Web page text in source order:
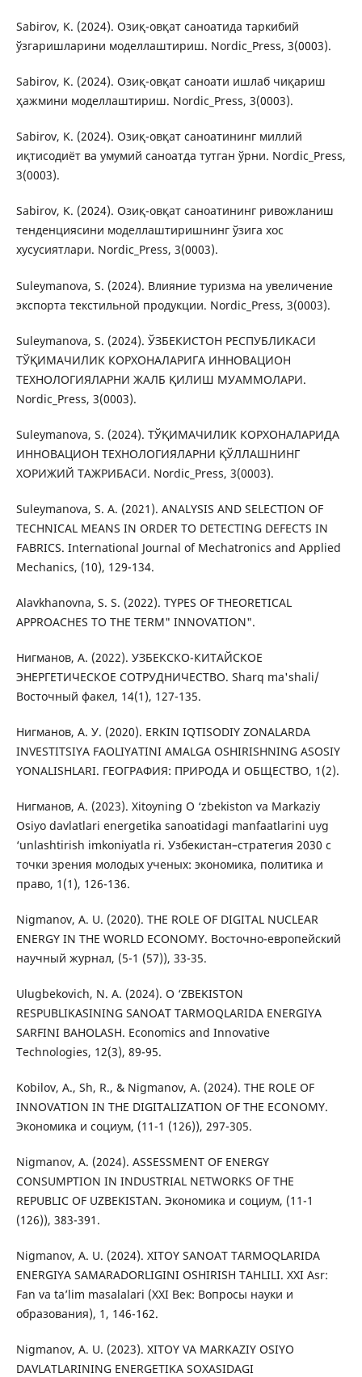
Sabirov, K. (2024). Озиқ-овқат саноатида таркибий
ўзгаришларини моделлаштириш. Nordic_Press, 3(0003).
Sabirov, K. (2024). Озиқ-овқат саноати ишлаб чиқариш
ҳажмини моделлаштириш. Nordic_Press, 3(0003).
Sabirov, K. (2024). Озиқ-овқат саноатининг миллий
иқтисодиёт ва умумий саноатда тутган ўрни. Nordic_Press,
3(0003).
Sabirov, K. (2024). Озиқ-овқат саноатининг ривожланиш
тенденциясини моделлаштиришнинг ўзига хос
хусусиятлари. Nordic_Press, 3(0003).
Suleymanova, S. (2024). Влияние туризма на увеличение
экспорта текстильной продукции. Nordic_Press, 3(0003).
Suleymanova, S. (2024). ЎЗБЕКИСТОН РЕСПУБЛИКАСИ
ТЎҚИМАЧИЛИК КОРХОНАЛАРИГА ИННОВАЦИОН
ТЕХНОЛОГИЯЛАРНИ ЖАЛБ ҚИЛИШ МУАММОЛАРИ.
Nordic_Press, 3(0003).
Suleymanova, S. (2024). ТЎҚИМАЧИЛИК КОРХОНАЛАРИДА
ИННОВАЦИОН ТЕХНОЛОГИЯЛАРНИ ҚЎЛЛАШНИНГ
ХОРИЖИЙ ТАЖРИБАСИ. Nordic_Press, 3(0003).
Suleymanova, S. A. (2021). ANALYSIS AND SELECTION OF
TECHNICAL MEANS IN ORDER TO DETECTING DEFECTS IN
FABRICS. International Journal of Mechatronics and Applied
Mechanics, (10), 129-134.
Alavkhanovna, S. S. (2022). TYPES OF THEORETICAL
APPROACHES TO THE TERM" INNOVATION".
Нигманов, А. (2022). УЗБЕКСКО-КИТАЙСКОЕ
ЭНЕРГЕТИЧЕСКОЕ СОТРУДНИЧЕСТВО. Sharq ma'shali/
Восточный факел, 14(1), 127-135.
Нигманов, А. У. (2020). ERKIN IQTISODIY ZONALARDA
INVESTITSIYA FAOLIYATINI AMALGA OSHIRISHNING ASOSIY
YONALISHLARI. ГЕОГРАФИЯ: ПРИРОДА И ОБЩЕСТВО, 1(2).
Нигманов, А. (2023). Xitoyning O ‘zbekiston va Markaziy
Osiyo davlatlari energetika sanoatidagi manfaatlarini uyg
‘unlashtirish imkoniyatla ri. Узбекистан–стратегия 2030 с
точки зрения молодых ученых: экономика, политика и
право, 1(1), 126-136.
Nigmanov, A. U. (2020). THE ROLE OF DIGITAL NUCLEAR
ENERGY IN THE WORLD ECONOMY. Восточно-европейский
научный журнал, (5-1 (57)), 33-35.
Ulugbekovich, N. A. (2024). O ‘ZBEKISTON
RESPUBLIKASINING SANOAT TARMOQLARIDA ENERGIYA
SARFINI BAHOLASH. Economics and Innovative
Technologies, 12(3), 89-95.
Kobilov, A., Sh, R., & Nigmanov, A. (2024). THE ROLE OF
INNOVATION IN THE DIGITALIZATION OF THE ECONOMY.
Экономика и социум, (11-1 (126)), 297-305.
Nigmanov, A. (2024). ASSESSMENT OF ENERGY
CONSUMPTION IN INDUSTRIAL NETWORKS OF THE
REPUBLIC OF UZBEKISTAN. Экономика и социум, (11-1
(126)), 383-391.
Nigmanov, A. U. (2024). XITOY SANOAT TARMOQLARIDA
ENERGIYA SAMARADORLIGINI OSHIRISH TAHLILI. XXI Asr:
Fan va ta’lim masalalari (XXI Век: Вопросы науки и
образования), 1, 146-162.
Nigmanov, A. U. (2023). XITOY VA MARKAZIY OSIYO
DAVLATLARINING ENERGETIKA SOXASIDAGI